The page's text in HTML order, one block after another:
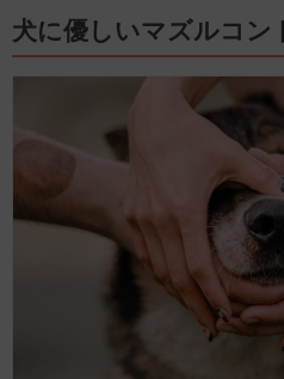
犬に優しいマズルコン